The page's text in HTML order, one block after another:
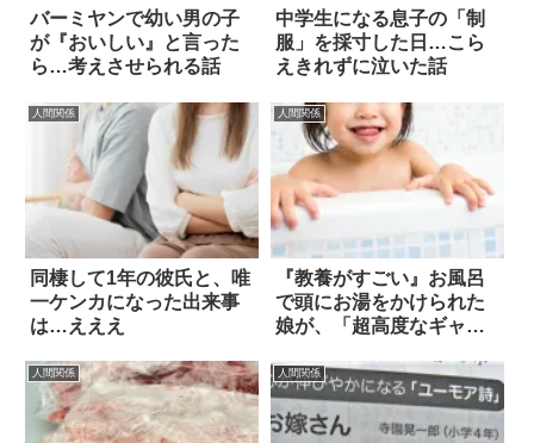
バーミヤンで幼い男の子
が『おいしい』と言った
ら…考えさせられる話
中学生になる息子の「制
服」を採寸した日…こら
えきれずに泣いた話
人間関係
同棲して1年の彼氏と、唯
一ケンカになった出来事
は…えええ
人間関係
『教養がすごい』お風呂
で頭にお湯をかけられた
娘が、「超高度なギャ
人間関係 人間関係